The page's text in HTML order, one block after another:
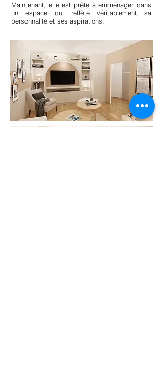
Maintenant, elle est prête à emménager dans
un espace qui reflète véritablement sa
personnalité et ses aspirations.